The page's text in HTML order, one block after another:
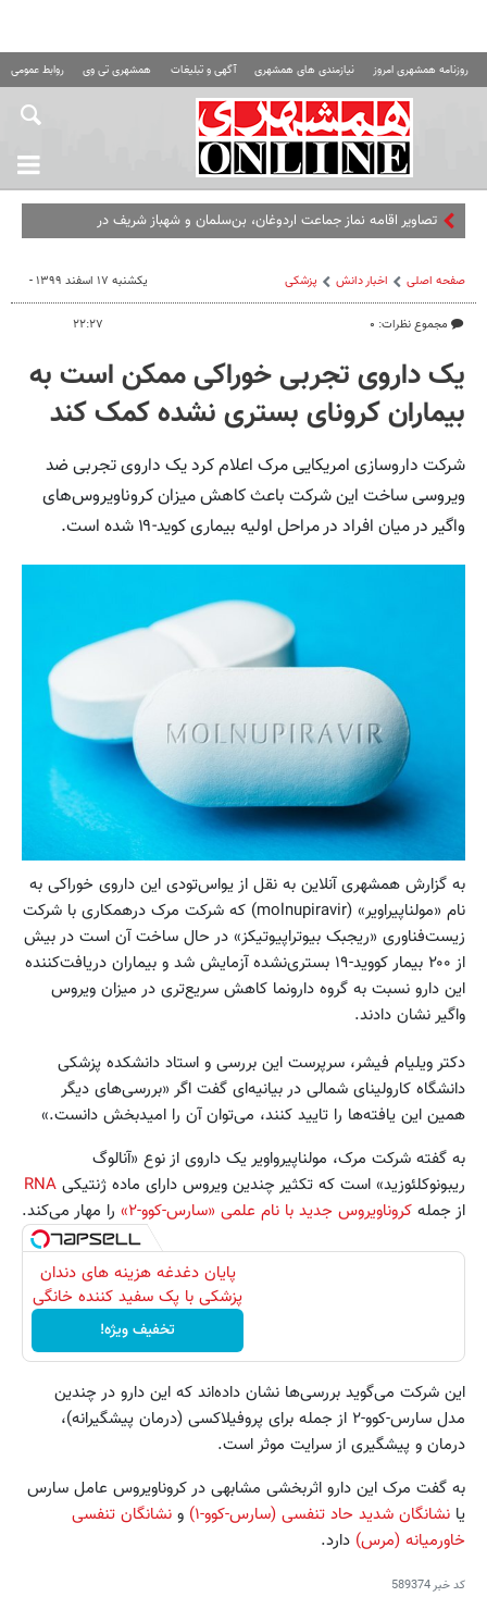
روزنامه همشهری امروز نیازمندی های همشهری آگهی و تبلیغات همشهری تی وی روابط عمومی
تصاویر اقامه نماز جماعت اردوغان، بن‌سلمان و شهباز شریف در
صفحه اصلی اخبار دانش پزشکی
مجموع نظرات: ۰
یکشنبه ۱۷ اسفند ۱۳۹۹ -
۲۲:۲۷
یک داروی تجربی خوراکی ممکن است به
بیماران کرونای بستری نشده کمک کند
شرکت داروسازی امریکایی مرک اعلام کرد یک داروی تجربی ضد
ویروسی ساخت این شرکت باعث کاهش میزان کروناویروس‌های
واگیر در میان افراد در مراحل اولیه بیماری کوید-۱۹ شده است.
به گزارش همشهری آنلاین به نقل از یواس‌تودی این داروی خوراکی به
نام «مولناپیراویر» (molnupiravir) که شرکت مرک درهمکاری با شرکت
زیست‌فناوری «ریجبک بیوتراپیوتیکز» در حال ساخت آن است در بیش
از ۲۰۰ بیمار کووید-۱۹ بستری‌نشده آزمایش شد و بیماران دریافت‌کننده
این دارو نسبت به گروه دارونما کاهش سریع‌تری در میزان ویروس
واگیر نشان دادند.
دکتر ویلیام فیشر، سرپرست این بررسی و استاد دانشکده پزشکی
دانشگاه کارولینای شمالی در بیانیه‌ای گفت اگر «بررسی‌های دیگر
همین این یافته‌ها را تایید کنند، می‌توان آن را امیدبخش دانست.»
به گفته شرکت مرک، مولناپیرواویر یک داروی از نوع «آنالوگ
ریبونوکلئوزید» است که تکثیر چندین ویروس دارای ماده ژنتیکی
از جمله کروناویروس جدید با نام علمی «سارس-کوو-۲» را مهار می‌کند.
پایان دغدغه هزینه های دندان
پزشکی با پک سفید کننده خانگی
تخفیف ویژه!
این شرکت می‌گوید بررسی‌ها نشان داده‌اند که این دارو در چندین
مدل سارس-کوو-۲ از جمله برای پروفیلاکسی (درمان پیشگیرانه)،
درمان و پیشگیری از سرایت موثر است.
به گفت مرک این دارو اثربخشی مشابهی در کروناویروس عامل سارس
یا نشانگان شدید حاد تنفسی (سارس-کوو-۱) و نشانگان تنفسی
خاورمیانه (مرس) دارد.
کد خبر589374